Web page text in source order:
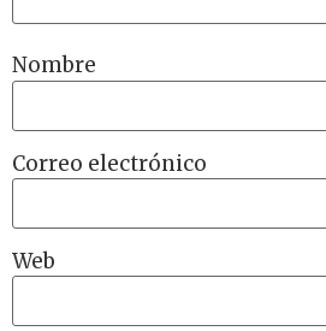
Nombre
Correo electrónico
Web